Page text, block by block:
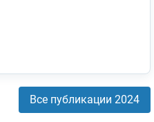
Все публикации 2024